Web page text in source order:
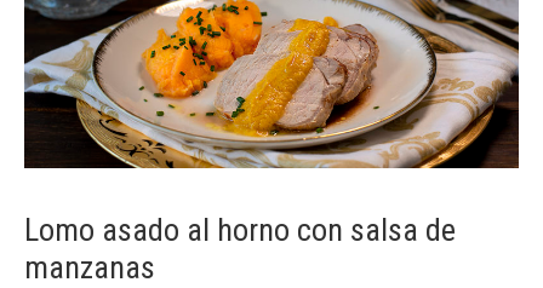
Lomo asado al horno con salsa de
manzanas